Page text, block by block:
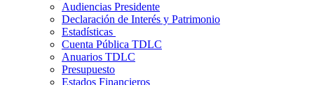
Audiencias Presidente
Declaración de Interés y Patrimonio
Estadísticas
Cuenta Pública TDLC
Anuarios TDLC
Presupuesto
Estados Financieros